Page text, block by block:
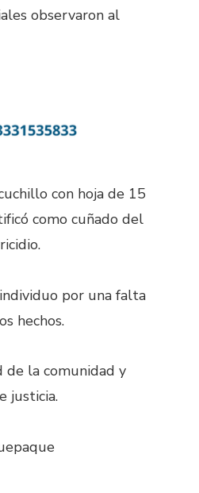
observaron al
con hoja de 15
como cuñado del
por una falta
hechos.
de la comunidad y
justicia.